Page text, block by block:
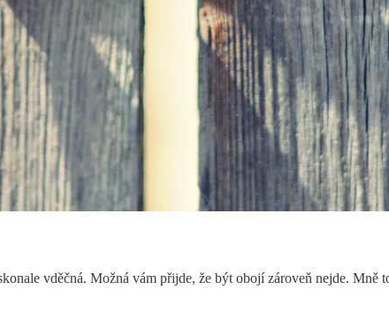
vděčná. Možná vám přijde, že být obojí zároveň nejde. Mně